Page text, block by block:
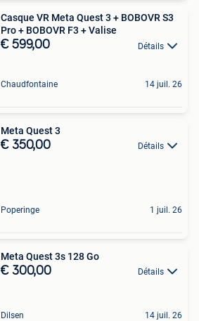
Casque VR Meta Quest 3 + BOBOVR S3
Pro + BOBOVR F3 + Valise
€ 599,00 Détails
Chaudfontaine 14 juil. 26
Meta Quest 3
€ 350,00 Détails
Poperinge 1 juil. 26
Meta Quest 3s 128 Go
€ 300,00 Détails
Dilsen 14 juil. 26